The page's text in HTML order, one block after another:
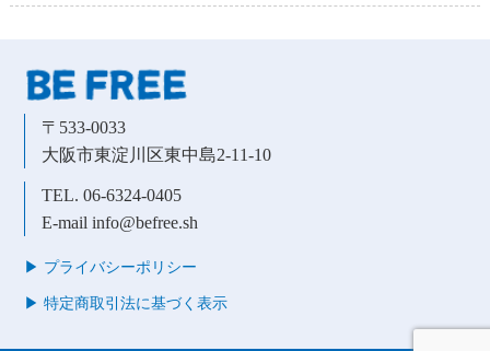
〒533-0033
大阪市東淀川区東中島2-11-10
TEL. 06-6324-0405
E-mail info@befree.sh
▶︎ プライバシーポリシー
▶︎ 特定商取引法に基づく表示